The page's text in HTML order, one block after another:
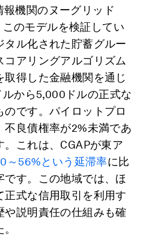
報機関のヌーグリッド
このモデルを検証してい
タル化された貯蓄グルー
アリングアルゴリズム
得した金融機関を通じ
から5,000ドルの正式な
です。パイロットプロ
不良債権率が2%未満であ
これは、CGAPが東ア
～56%という延滞率に比
す。この地域では、ほ
正式な信用取引を利用す
や説明責任の仕組みも確